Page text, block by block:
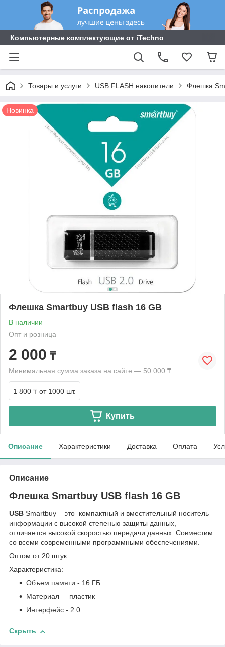
Компьютерные комплектующие от iTechno
Товары и услуги USB FLASH накопители Флешка
Новинка
Флешка Smartbuy USB flash 16 GB
В наличии
Опт и розница
2 000 ₸
Минимальная сумма заказа на сайте — 50 000 ₸
1 800 ₸ от 1000 шт.
Купить
Описание Характеристики Доставка Оплата
Описание
Флешка Smartbuy USB flash 16 GB
USB Smartbuy – это компактный и вместительный носитель
информации с высокой степенью защиты данных,
отличается высокой скоростью передачи данных. Совместим
со всеми современными программными обеспечениями.
Оптом от 20 штук
Характеристика:
Объем памяти - 16 ГБ
Материал – пластик
Интерфейс - 2.0
Скрыть